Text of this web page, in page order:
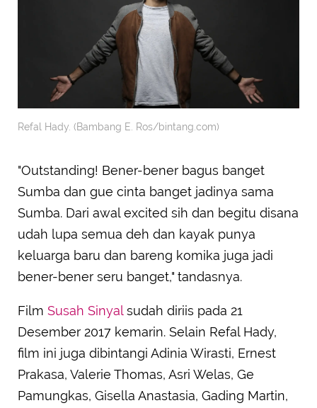
Refal Hady. (Bambang E. Ros/bintang.com)
"Outstanding! Bener-bener bagus banget
Sumba dan gue cinta banget jadinya sama
Sumba. Dari awal excited sih dan begitu disana
udah lupa semua deh dan kayak punya
keluarga baru dan bareng komika juga jadi
bener-bener seru banget," tandasnya.
Film Susah Sinyalsudah diriis pada 21
Desember 2017 kemarin. Selain Refal Hady,
film ini juga dibintangi Adinia Wirasti, Ernest
Prakasa, Valerie Thomas, Asri Welas, Ge
Pamungkas, Gisella Anastasia, Gading Martin,